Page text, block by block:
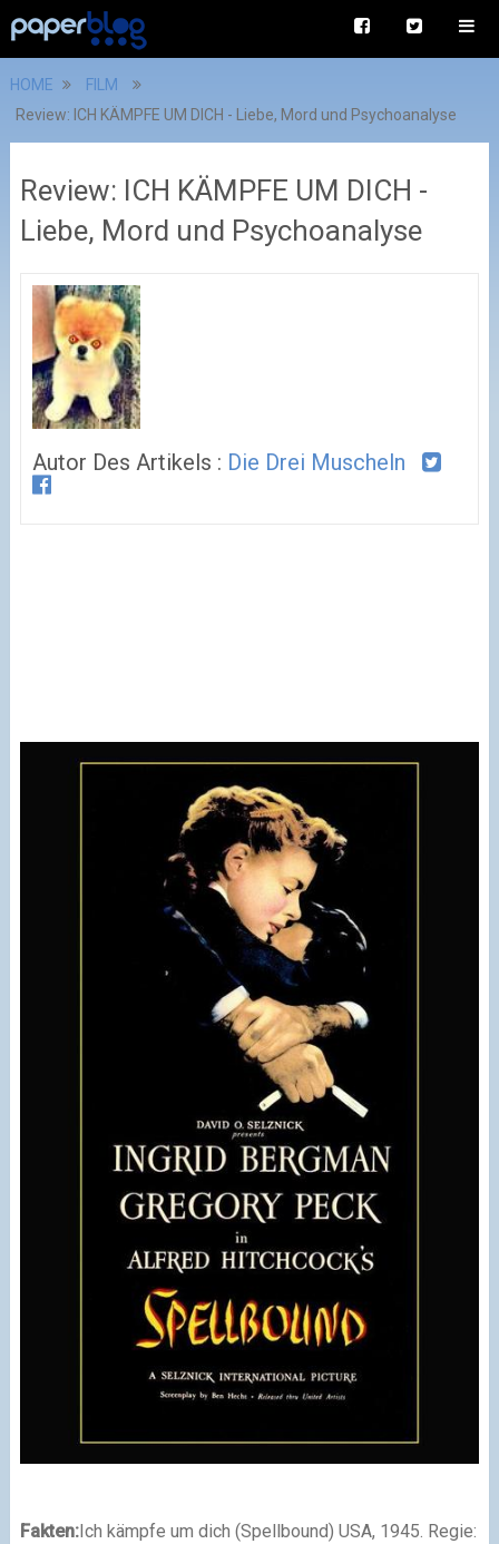
HOME
FILM
Review: ICH KÄMPFE UM DICH - Liebe, Mord und Psychoanalyse
Review: ICH KÄMPFE UM DICH -
Liebe, Mord und Psychoanalyse
Autor Des Artikels : Die Drei Muscheln
Fakten:Ich kämpfe um dich (Spellbound) USA, 1945. Regie: